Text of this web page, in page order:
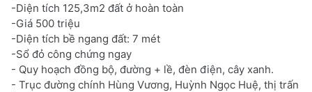
-Diện tích 125,3m2 đất ở hoàn toàn
-Giá 500 triệu
-Diện tích bề ngang đất: 7 mét
-Sổ đỏ công chứng ngay
- Quy hoạch đồng bộ, đường + lề, đèn điện, cây xanh.
- Trục đường chính Hùng Vương, Huỳnh Ngọc Huệ, thị trấn